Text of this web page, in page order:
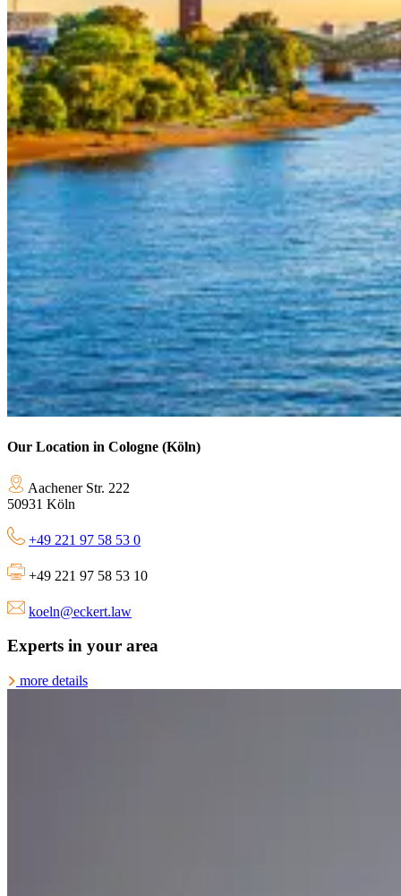
Our Location in Cologne (Köln)
Aachener Str. 222
50931 Köln
+49 221 97 58 53 0
+49 221 97 58 53 10
koeln@eckert.law
Experts in your area
more details